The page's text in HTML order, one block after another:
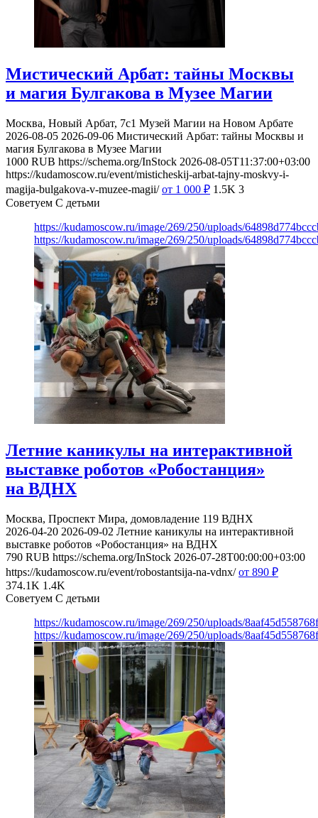
Мистический Арбат: тайны Москвы
и магия Булгакова в Музее Магии
Москва, Новый Арбат, 7с1 Музей Магии на Новом Арбате
2026-08-05 2026-09-06 Мистический Арбат: тайны Москвы и
магия Булгакова в Музее Магии
1000 RUB https://schema.org/InStock 2026-08-05T11:37:00+03:00
https://kudamoscow.ru/event/misticheskij-arbat-tajny-moskvy-i-
magija-bulgakova-v-muzee-magii/ от 1 000 ₽ 1.5K 3
Советуем С детьми
https://kudamoscow.ru/image/269/250/uploads/
https://kudamoscow.ru/image/269/250/uploads/
Летние каникулы на интерактивной
выставке роботов «Робостанция»
на ВДНХ
Москва, Проспект Мира, домовладение 119 ВДНХ
2026-04-20 2026-09-02 Летние каникулы на интерактивной
выставке роботов «Робостанция» на ВДНХ
790 RUB https://schema.org/InStock 2026-07-28T00:00:00+03:00
https://kudamoscow.ru/event/robostantsija-na-vdnx/ от 890 ₽
374.1K 1.4K
Советуем С детьми
https://kudamoscow.ru/image/269/250/uploads/
https://kudamoscow.ru/image/269/250/uploads/